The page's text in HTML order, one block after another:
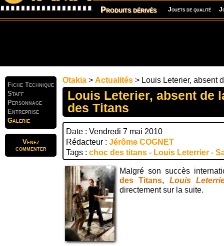
Produits dérivés Jouets de qualité
Fiche Technique
Staff
Personnage
Entreprise
Galerie
Venez
commenter
Otakia > Actualités > Louis Leterier, absent
Louis Leterier, absent de
des Titans
Date : Vendredi 7 mai 2010
Rédacteur : Jérôme COGNET
Tags : choc des titans - Louis Leterrier -
Malgré son succès
des Titans, Louis
directement sur la suite.